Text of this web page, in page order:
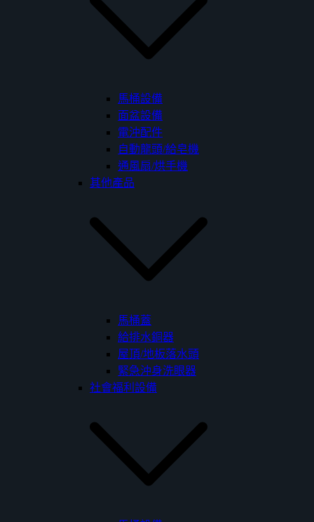
馬桶設備
面盆設備
電沖配件
自動龍頭/給皂機
通風扇/烘手機
其他產品
馬桶蓋
給排水銅器
屋頂/地板落水頭
緊急沖身洗眼器
社會福利設備